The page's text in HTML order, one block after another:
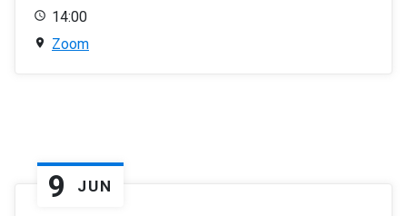
14:00
Zoom
9 JUN